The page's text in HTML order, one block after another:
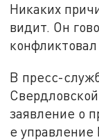
Никаких
видит. Он
В пресс-
заявление о
е управление